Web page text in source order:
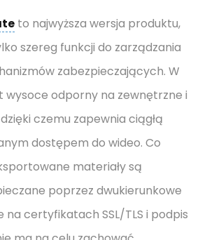
to najwyższa wersja produktu,
szereg funkcji do zarządzania
zabezpieczających. W
wysoce odporny na zewnętrzne i
czemu zapewnia ciągłą
dostępem do wideo. Co
materiały są
poprzez dwukierunkowe
certyfikatach SSL/TLS i podpis